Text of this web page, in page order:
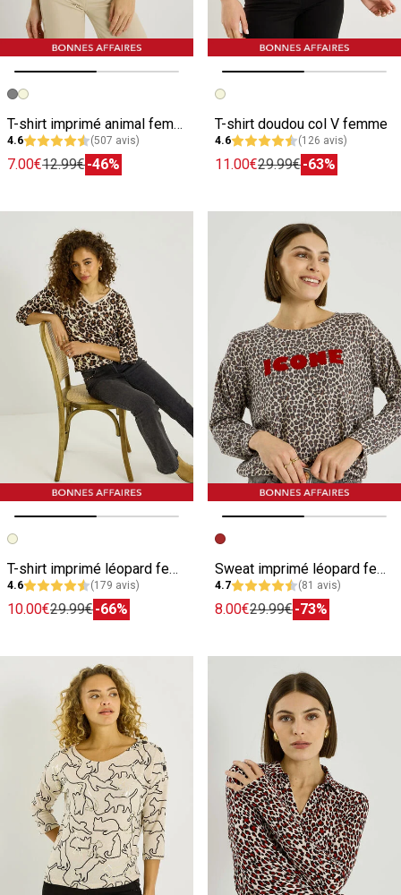
Image précédente
Image suivante
T-shirt imprimé animal femme
4.6 (507 avis)
7.00€12.99€-46%
Image précédente
Image suivante
T-shirt doudou col V femme
4.6 (126 avis)
11.00€29.99€-63%
Image précédente
Image suivante
T-shirt imprimé léopard femme
4.6 (179 avis)
10.00€29.99€-66%
Image précédente
Image suivante
Sweat imprimé léopard femme
4.7 (81 avis)
8.00€29.99€-73%